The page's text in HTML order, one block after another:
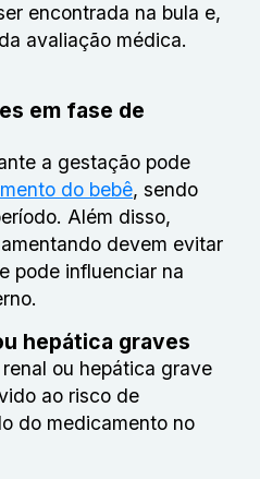
encontrada na bula e,
avaliação médica.
em fase de
a gestação pode
do bebê, sendo
Além disso,
devem evitar
pode influenciar na
hepática graves
ou hepática grave
ao risco de
do medicamento no